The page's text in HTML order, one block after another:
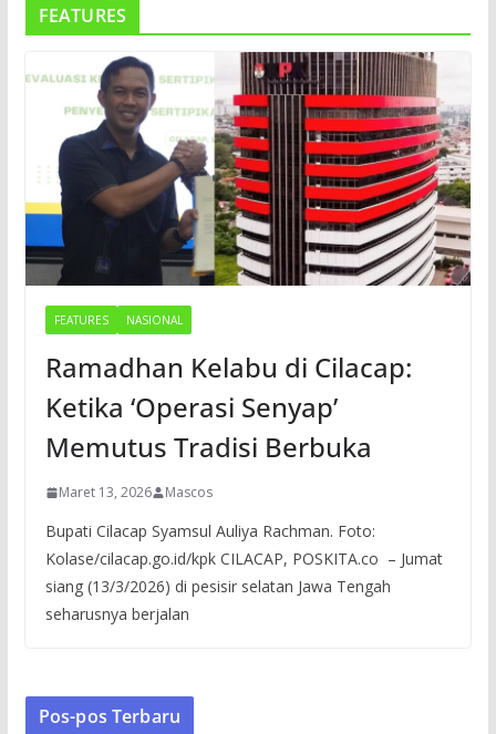
FEATURES
FEATURES NASIONAL
Ramadhan Kelabu di Cilacap:
Ketika ‘Operasi Senyap’
Memutus Tradisi Berbuka
Maret 13, 2026 Mascos
Bupati Cilacap Syamsul Auliya Rachman. Foto:
Kolase/cilacap.go.id/kpk CILACAP, POSKITA.co – Jumat
siang (13/3/2026) di pesisir selatan Jawa Tengah
seharusnya berjalan
Pos-pos Terbaru